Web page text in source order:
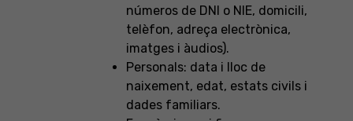
números de DNI o NIE, domicili,
telèfon, adreça electrònica,
imatges i àudios).
Personals: data i lloc de
naixement, edat, estats civils i
dades familiars.